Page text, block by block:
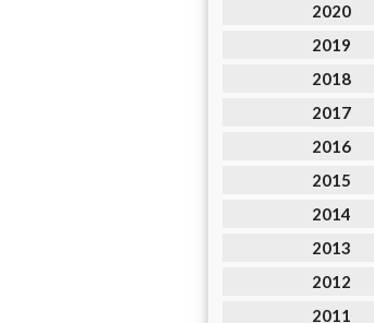
2020
2019
2018
2017
2016
2015
2014
2013
2012
2011